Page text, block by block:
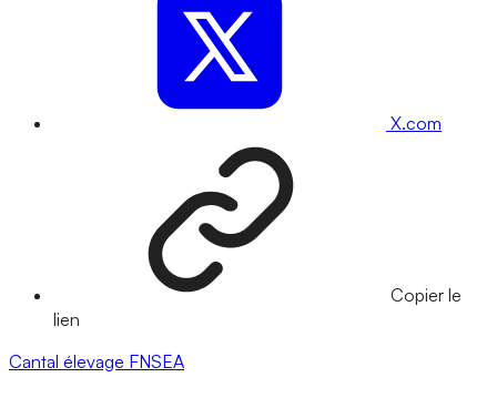
X.com
Copier le
lien
Cantal élevage FNSEA